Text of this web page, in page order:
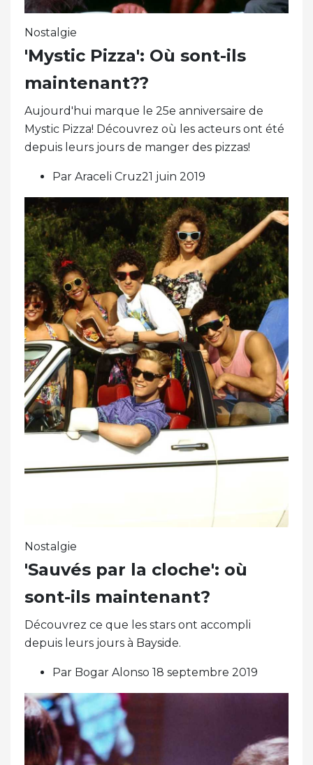
Nostalgie
'Mystic Pizza': Où sont-ils
maintenant??
Aujourd'hui marque le 25e anniversaire de
Mystic Pizza! Découvrez où les acteurs ont été
depuis leurs jours de manger des pizzas!
Par Araceli Cruz21 juin 2019
Nostalgie
'Sauvés par la cloche': où
sont-ils maintenant?
Découvrez ce que les stars ont accompli
depuis leurs jours à Bayside.
Par Bogar Alonso 18 septembre 2019